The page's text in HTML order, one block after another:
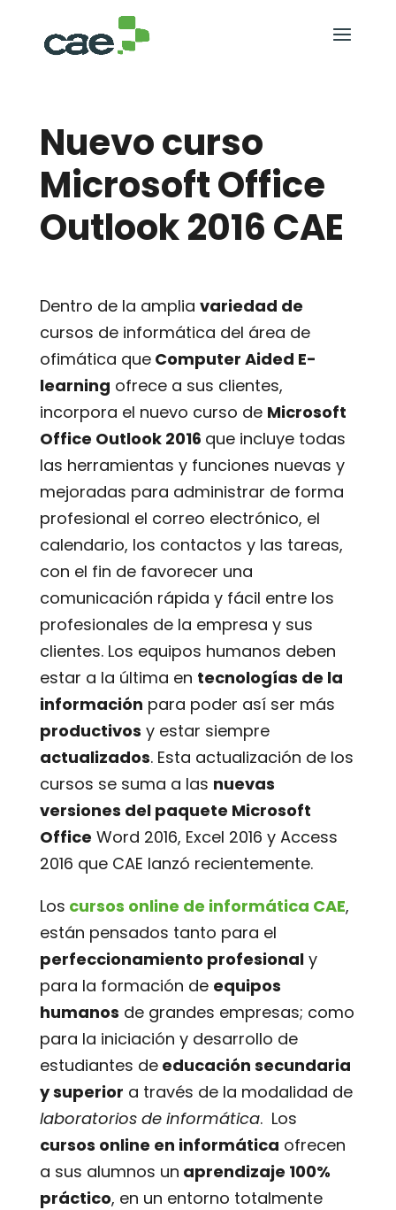
Nuevo curso
Microsoft Office
Outlook 2016 CAE
Dentro de la amplia variedad de
cursos de informática del área de
ofimática queComputer Aided E-
learning ofrece a sus clientes,
incorpora el nuevo curso de Microsoft
Office Outlook 2016 que incluye todas
las herramientas y funciones nuevas y
mejoradas para administrar de forma
profesional el correo electrónico, el
calendario, los contactos y las tareas,
con el fin de favorecer una
comunicación rápida y fácil entre los
profesionales de la empresa y sus
clientes. Los equipos humanos deben
estar a la última en tecnologías de la
información para poder así ser más
productivos y estar siempre
actualizados. Esta actualización de los
cursos se suma a las nuevas
versiones del paquete Microsoft
Office Word 2016, Excel 2016 y Access
2016 que CAE lanzó recientemente.
Los cursos online de informática CAE,
están pensados tanto para el
perfeccionamiento profesionaly
para la formación de equipos
humanos de grandes empresas; como
para la iniciación y desarrollo de
estudiantes deeducación secundaria
y superior a través de la modalidad de
laboratorios de informática. Los
cursos online en informática ofrecen
a sus alumnos un aprendizaje 100%
práctico, en un entorno totalmente